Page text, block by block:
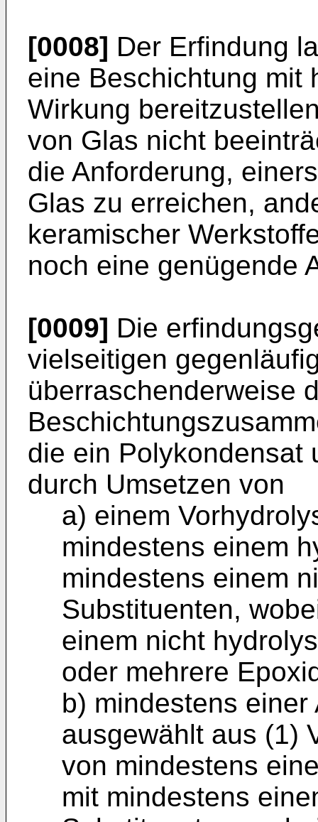
[0008] Der Erfindung
eine Beschichtung mit
Wirkung
von Glas nicht
die Anforderung,
Glas zu erreichen,
keramischer
noch eine genügende
[0009] Die
vielseitigen
überraschenderweise
die ein Polykondensat
durch Umsetzen von
a) einem
mindestens einem
mindestens einem
Substituenten,
einem nicht
oder mehrere
b) mindestens
ausgewählt aus (1)
von mindestens
mit mindestens